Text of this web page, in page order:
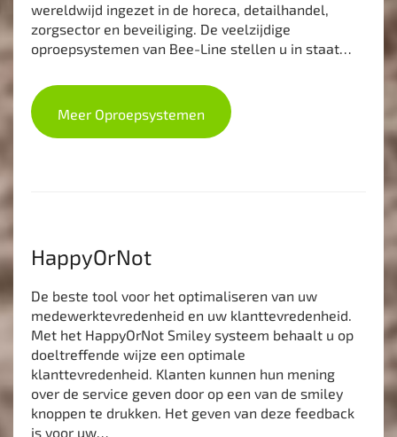
wereldwijd ingezet in de horeca, detailhandel,
zorgsector en beveiliging. De veelzijdige
oproepsystemen van Bee-Line stellen u in staat…
Meer Oproepsystemen
HappyOrNot
De beste tool voor het optimaliseren van uw
medewerktevredenheid en uw klanttevredenheid.
Met het HappyOrNot Smiley systeem behaalt u op
doeltreffende wijze een optimale
klanttevredenheid. Klanten kunnen hun mening
over de service geven door op een van de smiley
knoppen te drukken. Het geven van deze feedback
is voor uw…